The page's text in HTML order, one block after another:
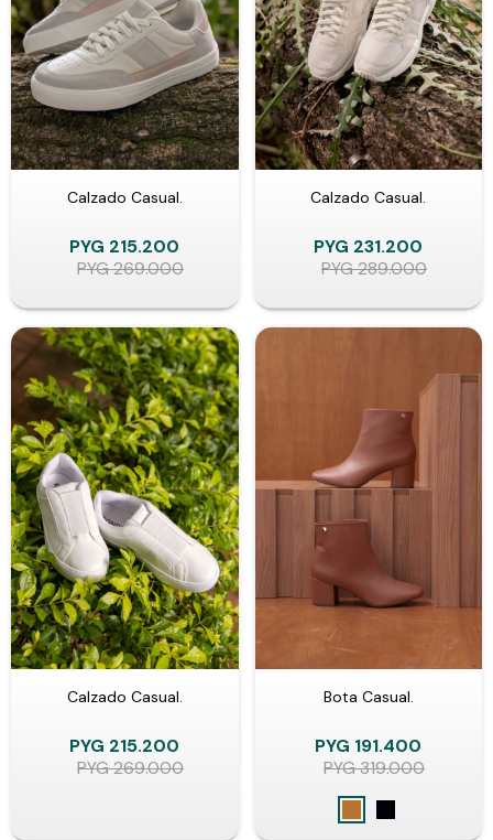
Calzado Casual.
PYG 215.200
PYG269.000
Calzado Casual.
PYG 231.200
PYG289.000
Calzado Casual.
PYG 215.200
PYG269.000
Bota Casual.
PYG 191.400
PYG319.000